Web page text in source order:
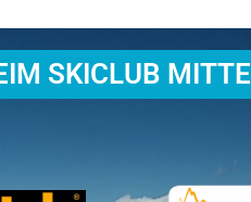
SKICLUB